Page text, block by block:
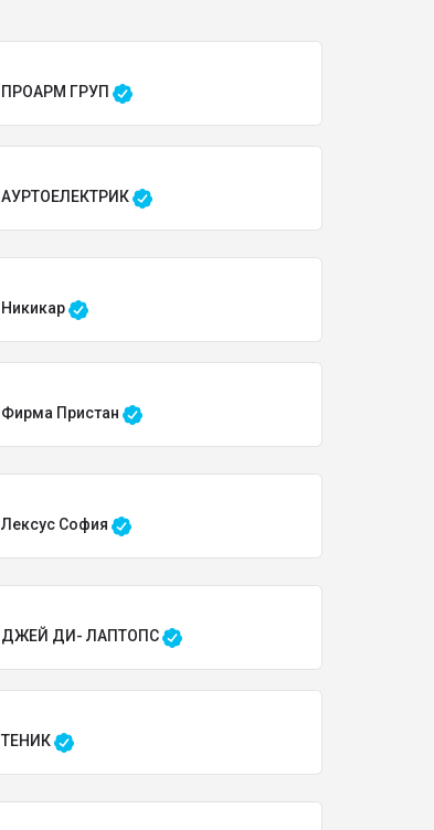
ПРОАРМ ГРУП
АУРТОЕЛЕКТРИК
Никикар
Фирма Пристан
Лексус София
ДЖЕЙ ДИ- ЛАПТОПС
ТЕНИК